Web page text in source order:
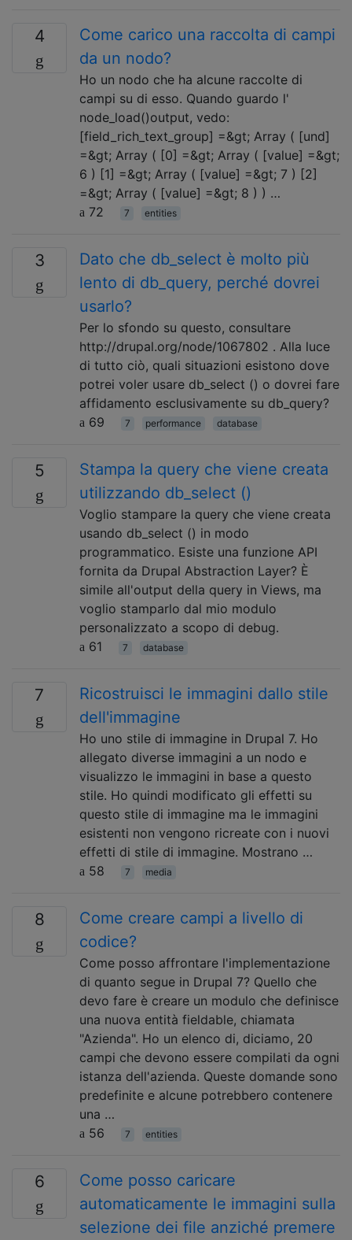
4
Come carico una raccolta di campi
da un nodo?
Ho un nodo che ha alcune raccolte di
campi su di esso. Quando guardo l'
node_load()output, vedo:
[field_rich_text_group] =&gt; Array ( [und]
=&gt; Array ( [0] =&gt; Array ( [value] =&gt;
6 ) [1] =&gt; Array ( [value] =&gt; 7 ) [2]
=&gt; Array ( [value] =&gt; 8 ) ) …
72
7 entities
3
Dato che db_select è molto più
lento di db_query, perché dovrei
usarlo?
Per lo sfondo su questo, consultare
http://drupal.org/node/1067802 . Alla luce
di tutto ciò, quali situazioni esistono dove
potrei voler usare db_select () o dovrei fare
affidamento esclusivamente su db_query?
69
7 performance database
5
Stampa la query che viene creata
utilizzando db_select ()
Voglio stampare la query che viene creata
usando db_select () in modo
programmatico. Esiste una funzione API
fornita da Drupal Abstraction Layer? È
simile all'output della query in Views, ma
voglio stamparlo dal mio modulo
personalizzato a scopo di debug.
61
7 database
7
Ricostruisci le immagini dallo stile
dell'immagine
Ho uno stile di immagine in Drupal 7. Ho
allegato diverse immagini a un nodo e
visualizzo le immagini in base a questo
stile. Ho quindi modificato gli effetti su
questo stile di immagine ma le immagini
esistenti non vengono ricreate con i nuovi
effetti di stile di immagine. Mostrano …
58
7 media
8
Come creare campi a livello di
codice?
Come posso affrontare l'implementazione
di quanto segue in Drupal 7? Quello che
devo fare è creare un modulo che definisce
una nuova entità fieldable, chiamata
"Azienda". Ho un elenco di, diciamo, 20
campi che devono essere compilati da ogni
istanza dell'azienda. Queste domande sono
predefinite e alcune potrebbero contenere
una …
56
7 entities
6
Come posso caricare
automaticamente le immagini sulla
selezione dei file anziché premere